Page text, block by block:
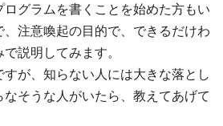
グラムを書くことを始めた方もい
注意喚起の目的で、できるだけわ
説明してみます。
が、知らない人には大きな落とし
そうな人がいたら、教えてあげて